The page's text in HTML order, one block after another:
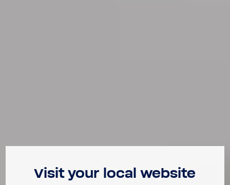
Visit your local website